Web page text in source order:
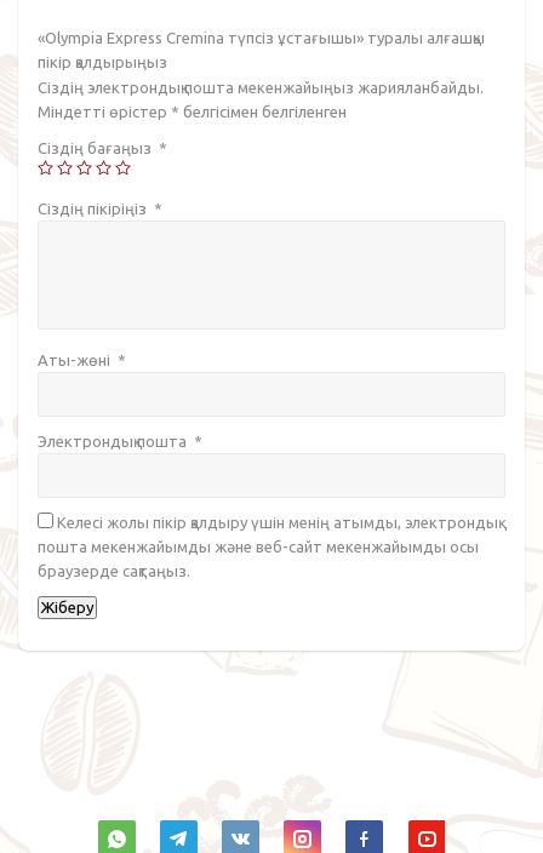
«Olympia Express Cremina түпсіз ұстағышы» туралы алғашқы
пікір қалдырыңыз
Сіздің электрондық пошта мекенжайыңыз жарияланбайды.
Міндетті өрістер * белгісімен белгіленген
Сіздің бағаңыз *
Сіздің пікіріңіз *
Аты-жөні *
Электрондық пошта *
Келесі жолы пікір қалдыру үшін менің атымды, электрондық
пошта мекенжайымды және веб-сайт мекенжайымды осы
браузерде сақтаңыз.